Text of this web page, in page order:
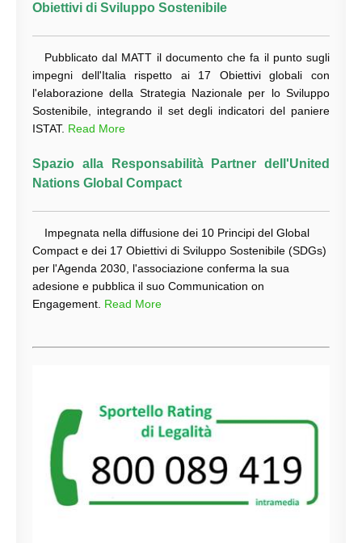
Obiettivi di Sviluppo Sostenibile
Pubblicato dal MATT il documento che fa il punto sugli
impegni dell'Italia rispetto ai 17 Obiettivi globali con
l'elaborazione della Strategia Nazionale per lo Sviluppo
Sostenibile, integrando il set degli indicatori del paniere
ISTAT. Read More
Spazio alla Responsabilità Partner dell'United
Nations Global Compact
Impegnata nella diffusione dei 10 Principi del Global
Compact e dei 17 Obiettivi di Sviluppo Sostenibile (SDGs)
per l'Agenda 2030, l'associazione conferma la sua
adesione e pubblica il suo Communication on
Engagement. Read More